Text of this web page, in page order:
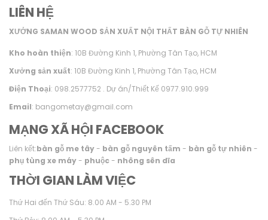
LIÊN HỆ
XƯỞNG SAMAN WOOD SẢN XUẤT NỘI THẤT BÀN GỖ TỰ NHIÊN
Kho hoàn thiện: 10B Đường Kinh 1, Phường Tân Tạo, HCM
Xưởng sản xuất: 10B Đường Kinh 1, Phường Tân Tạo, HCM
Điện Thoại: 098.2577752 . Dự án/Thiết Kế 0977.910.999
Email: bangometay@gmail.com
MẠNG XÃ HỘI FACEBOOK
Liên kết:bàn gỗ me tây- bàn gỗ nguyên tấm - bàn gỗ tự nhiên -
phụ tùng xe máy- phuộc- nhông sên dĩa
THỜI GIAN LÀM VIỆC
Thứ Hai đến Thứ Sáu: 8.00 AM - 5.30 PM